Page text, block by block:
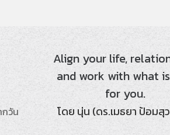
วัน
Align your life,
and work with what
for you.
โดย นุ่น (ดร.เมธยา ป้อมสุ